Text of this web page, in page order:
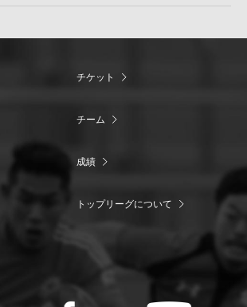
チケット
チーム
成績
トップリーグについて